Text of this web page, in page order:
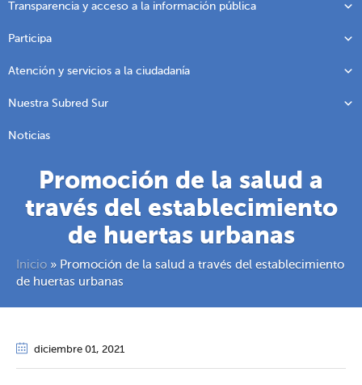
Transparencia y acceso a la información pública
Participa
Atención y servicios a la ciudadanía
Nuestra Subred Sur
Noticias
Promoción de la salud a
través del establecimiento
de huertas urbanas
Inicio » Promoción de la salud a través del establecimiento
de huertas urbanas
diciembre 01, 2021